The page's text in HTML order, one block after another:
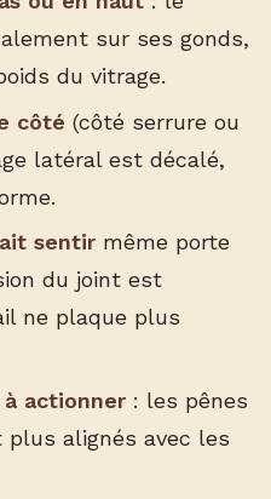
sur ses gonds,
du vitrage.
côté (côté serrure ou
latéral est décalé,
sentirmême porte
du joint est
ne plaque plus
actionner: les pênes
alignés avec les